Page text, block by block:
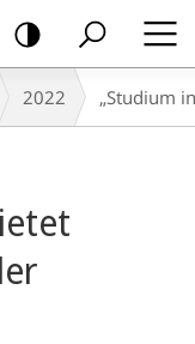
2022 „Studium